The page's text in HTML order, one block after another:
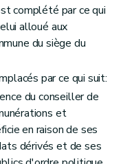
complété par ce qui
alloué aux
du siège du
par ce qui suit:
du conseiller de
et
en raison de ses
dérivés et de ses